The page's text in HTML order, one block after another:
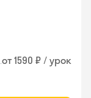
от 1590 ₽ / урок